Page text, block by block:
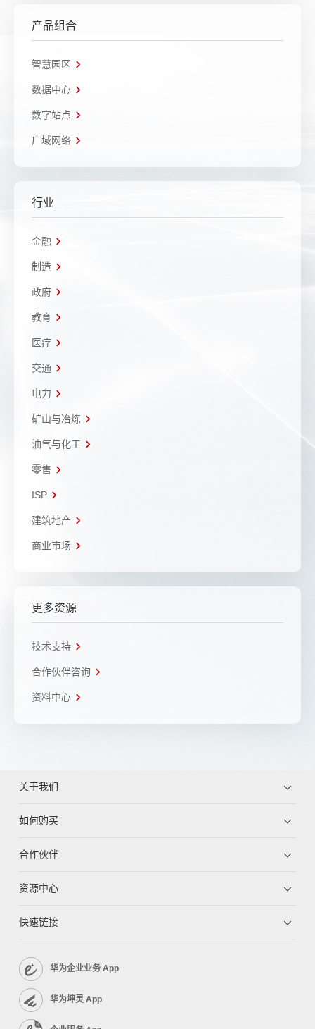
产品组合
智慧园区
数据中心
数字站点
广域网络
行业
金融
制造
政府
教育
医疗
交通
电力
矿山与冶炼
油气与化工
零售
ISP
建筑地产
商业市场
更多资源
技术支持
合作伙伴咨询
资料中心
关于我们
如何购买
合作伙伴
资源中心
快速链接
华为企业业务 App
华为坤灵 App